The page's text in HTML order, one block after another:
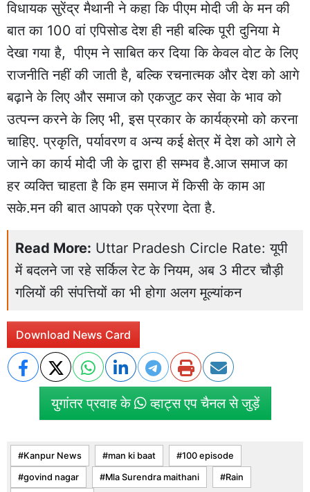
विधायक सुरेंद्र मैथानी ने कहा कि पीएम मोदी जी के मन की
बात का 100 वां एपिसोड देश ही नही बल्कि पूरी दुनिया मे
देखा गया है, पीएम ने साबित कर दिया कि केवल वोट के लिए
राजनीति नहीं की जाती है, बल्कि रचनात्मक और देश को आगे
बढ़ाने के लिए और समाज को एकजुट कर सेवा के भाव को
उत्पन्न करने के लिए भी, इस प्रकार के कार्यक्रमो को करना
चाहिए. प्रकृति, पर्यावरण व अन्य कई क्षेत्र में देश को आगे ले
जाने का कार्य मोदी जी के द्वारा ही सम्भव है.आज समाज का
हर व्यक्ति चाहता है कि हम समाज में किसी के काम आ
सके.मन की बात आपको एक प्रेरणा देता है.
Read More: Uttar Pradesh Circle Rate: यूपी
में बदलने जा रहे सर्किल रेट के नियम, अब 3 मीटर चौड़ी
गलियों की संपत्तियों का भी होगा अलग मूल्यांकन
Download News Card
युगांतर प्रवाह के व्हाट्स एप चैनल से जुड़ें
Kanpur News man ki baat 100 episode
govind nagar Mla Surendra maithani Rain